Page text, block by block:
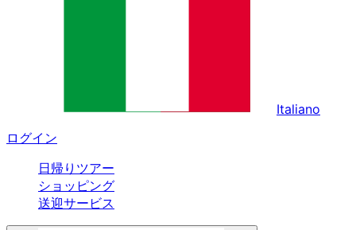
Italiano
ログイン
日帰りツアー
ショッピング
送迎サービス